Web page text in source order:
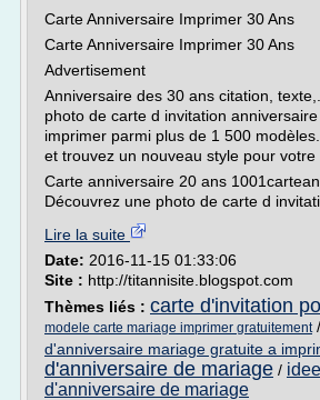
Carte Anniversaire Imprimer 30 Ans
Carte Anniversaire Imprimer 30 Ans
Advertisement
Anniversaire des 30 ans citation,
photo de carte d invitation
imprimer parmi plus de 1 500
et trouvez un nouveau style pour votre
Carte anniversaire 20 ans
Découvrez une photo de carte d
Lire la suite
Date: 2016-11-15 01:33:06
Site : http://titannisite.blogspot.com
Thèmes liés : carte d'invitation
modele carte mariage imprimer gratuitement/
d'anniversaire mariage gratuite a
d'anniversaire de mariage /
d'anniversaire de mariage